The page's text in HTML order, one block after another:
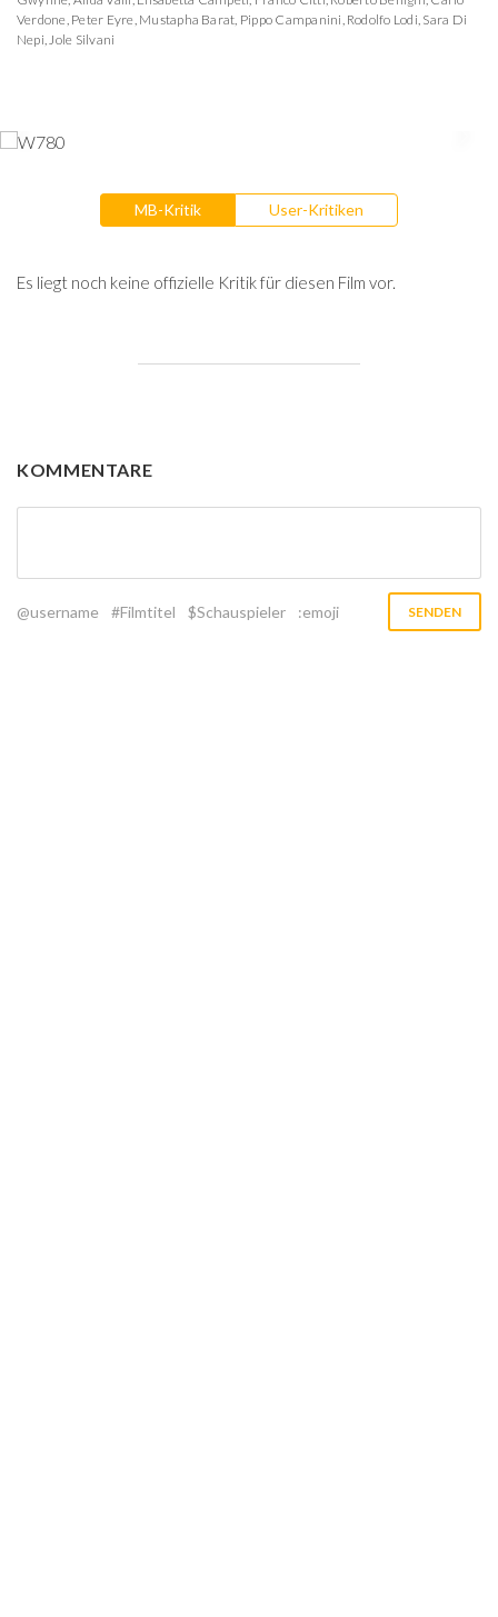
Verdone, Peter Eyre, Mustapha Barat, Pippo Campanini, Rodolfo Lodi, Sara Di
Nepi,Jole Silvani
MB-Kritik User-Kritiken
Es liegt noch keine offizielle Kritik für diesen Film vor.
KOMMENTARE
@username #Filmtitel $Schauspieler :emoji